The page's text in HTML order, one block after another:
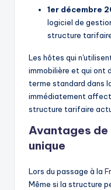
1er décembre
logiciel de
structure
Les hôtes qui
immobilière et qui ont
terme standard dans
immédiatement
structure tarifaire
Avantages
unique
Lors du passage à la
Même si la structure